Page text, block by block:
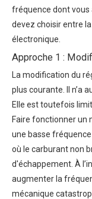
fréquence dont vous
devez choisir entre
électronique.
Approche 1 :
La modification du
plus courante. Il n’a
Elle est toutefois
Faire fonctionner un
une basse
où le carburant non
d'échappement. À
augmenter la
mécanique